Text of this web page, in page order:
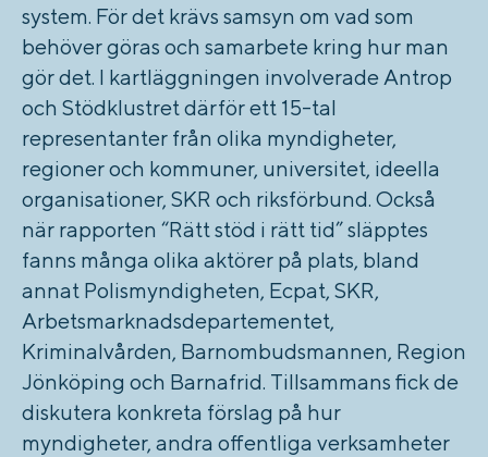
system. För det krävs samsyn om vad som
behöver göras och samarbete kring hur man
gör det. I kartläggningen involverade Antrop
och Stödklustret därför ett 15-tal
representanter från olika myndigheter,
regioner och kommuner, universitet, ideella
organisationer, SKR och riksförbund. Också
när rapporten “Rätt stöd i rätt tid” släpptes
fanns många olika aktörer på plats, bland
annat Polismyndigheten, Ecpat, SKR,
Arbetsmarknadsdepartementet,
Kriminalvården, Barnombudsmannen, Region
Jönköping och Barnafrid. Tillsammans fick de
diskutera konkreta förslag på hur
myndigheter, andra offentliga verksamheter